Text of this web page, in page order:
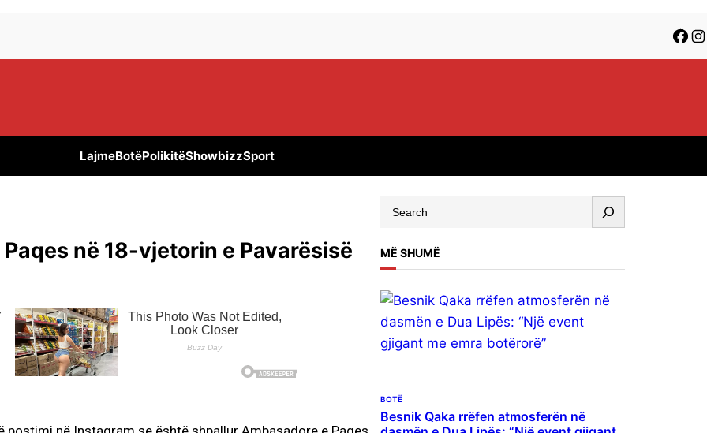
LajmeBotëPolikitëShowbizzSport
në 18-vjetorin e Pavarësisë MË SHUMË
BOTË
Besnik Qaka rrëfen atmosferën në